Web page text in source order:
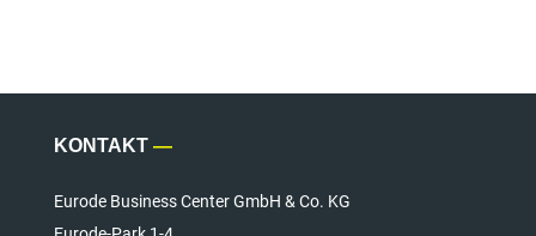
KONTAKT —
Eurode Business Center GmbH & Co. KG